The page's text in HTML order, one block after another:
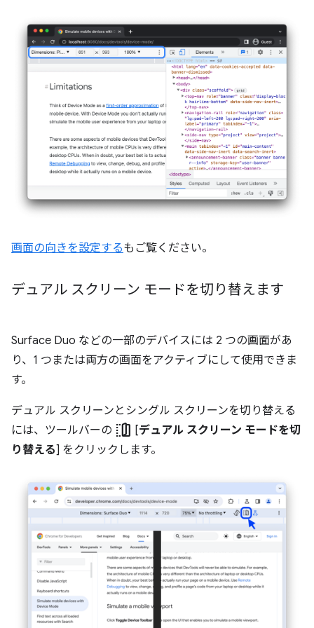
画面の向きを設定するもご覧ください。
デュアル スクリーン モードを切り替えます
Surface Duo などの一部のデバイスには 2 つの画面があ
り、1 つまたは両方の画面をアクティブにして使用できま
す。
デュアル スクリーンとシングル スクリーンを切り替える
には、ツールバーの devices_fold [デュアル スクリーン モードを切
り替える] をクリックします。